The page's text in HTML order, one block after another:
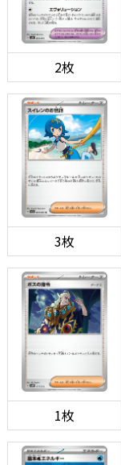
2枚
3枚
1枚